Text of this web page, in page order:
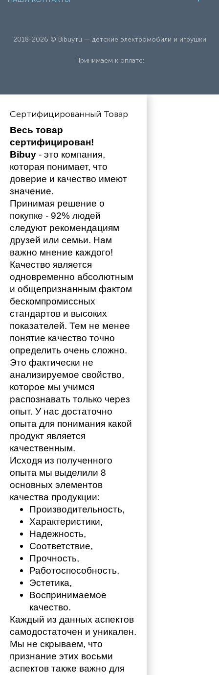
2018-2026 © Bibuy.ru — детские электромобили и игрушки
Принимаем к оплате:
Сертифицированный Товар
Весь товар
сертифицирован!
Bibuy - это компания,
которая понимает, что
доверие и качество имеют
значение.
Принимая решение о
покупке - 92% людей
следуют рекомендациям
друзей или семьи. Нам
важно мнение каждого!
Качество является
одновременно абсолютным
и общепризнанным фактом
бескомпромиссных
стандартов и высоких
показателей. Тем не менее
понятие качество точно
определить очень сложно.
Это фактически не
анализируемое свойство,
которое мы учимся
распознавать только через
опыт. У нас достаточно
опыта для понимания какой
продукт является
качественным.
Исходя из полученного
опыта мы выделили 8
основных элементов
качества продукции:
Производительность,
Характеристики,
Надежность,
Соответствие,
Прочность,
Работоспособность,
Эстетика,
Воспринимаемое
качество.
Каждый из данных аспектов
самодостаточен и уникален.
Мы не скрываем, что
признание этих восьми
аспектов также важно для